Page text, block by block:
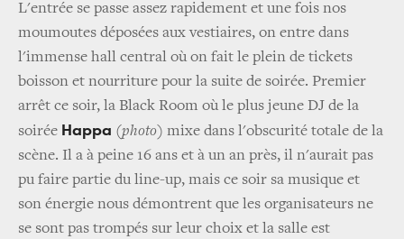
L'entrée se passe assez rapidement et une fois nos
moumoutes déposées aux vestiaires, on entre dans
l'immense hall central où on fait le plein de tickets
boisson et nourriture pour la suite de soirée. Premier
arrêt ce soir, la Black Room où le plus jeune DJ de la
soirée Happa (photo) mixe dans l'obscurité totale de la
scène. Il a à peine 16 ans et à un an près, il n'aurait pas
pu faire partie du line-up, mais ce soir sa musique et
son énergie nous démontrent que les organisateurs ne
se sont pas trompés sur leur choix et la salle est